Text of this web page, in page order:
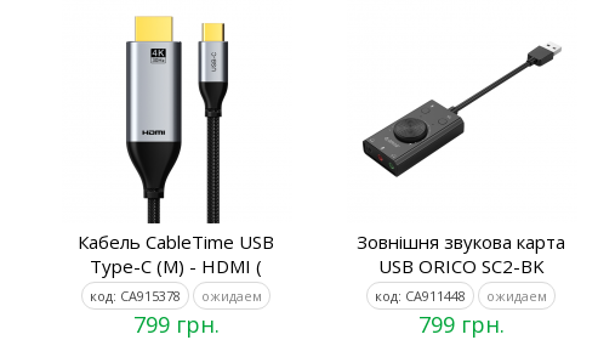
Кабель CableTime USB
Type-C (M) - HDMI (
код: CA915378 ожидаем
799 грн.
Зовнiшня звукова карта
USB ORICO SC2-BK
код: CA911448 ожидаем
799 грн.